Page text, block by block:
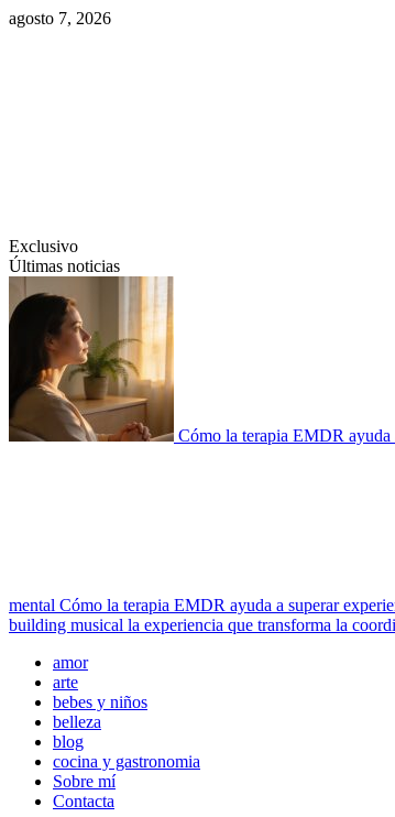
Saltar
agosto 7, 2026
Exclusivo
Últimas noticias
Cómo la terapia EMDR ayuda
mental Cómo la terapia EMDR ayuda a superar
building musical la experiencia que transforma la
Menú
principal
amor
arte
bebes y niños
belleza
blog
cocina y gastronomia
Sobre mí
Contacta